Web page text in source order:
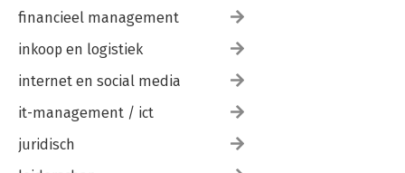
financieel management
inkoop en logistiek
internet en social media
it-management / ict
juridisch